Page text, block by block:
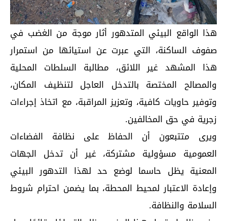
هذا الواقع البيئي المتدهور أثار موجة من الغضب في
صفوف الساكنة، التي عبرت عن استيائها من استمرار
هذا المشهد غير اللائق، مطالبة السلطات المحلية
والمصالح المختصة بالتدخل العاجل لتنظيف المكان،
وتوفير حاويات كافية، وتعزيز المراقبة، مع اتخاذ إجراءات
زجرية في حق المخالفين.
ويرى متتبعون أن الحفاظ على نظافة الفضاءات
العمومية مسؤولية مشتركة، غير أن تدخل الجهات
المعنية يظل حاسما لوضع حد لهذا التدهور البيئي
وإعادة الاعتبار لمحيط المحطة، بما يضمن احترام شروط
السلامة والنظافة.